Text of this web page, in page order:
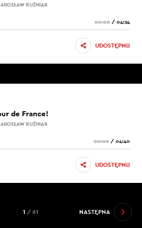
KUŹNIAR
00:00 / 04:34
UDOSTĘPNIJ
de France!
KUŹNIAR
00:00 / 04:40
UDOSTĘPNIJ
NASTĘPNA
1 / 61